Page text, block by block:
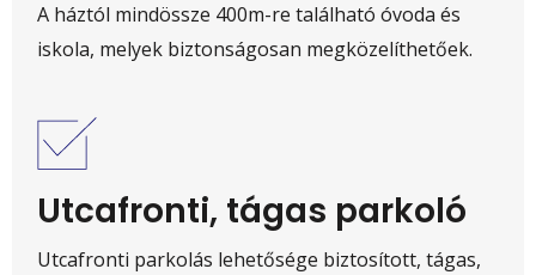
A háztól mindössze 400m-re található óvoda és
iskola, melyek biztonságosan megközelíthetőek.
Utcafronti, tágas parkoló
Utcafronti parkolás lehetősége biztosított, tágas,